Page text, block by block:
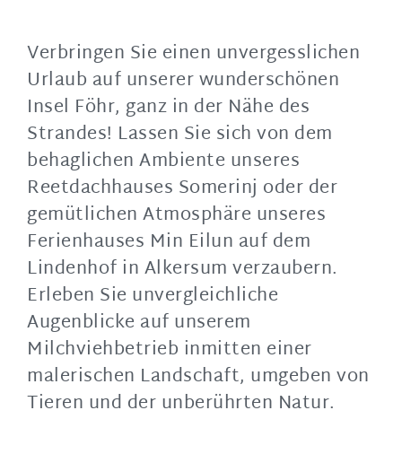
Verbringen Sie einen unvergesslichen
Urlaub auf unserer wunderschönen
Insel Föhr, ganz in der Nähe des
Strandes! Lassen Sie sich von dem
behaglichen Ambiente unseres
Reetdachhauses Somerinj oder der
gemütlichen Atmosphäre unseres
Ferienhauses Min Eilun auf dem
Lindenhof inAlkersumverzaubern.
Erleben Sie unvergleichliche
Augenblicke auf unserem
Milchviehbetrieb inmitten einer
malerischen Landschaft, umgeben von
Tieren und der unberührten Natur.